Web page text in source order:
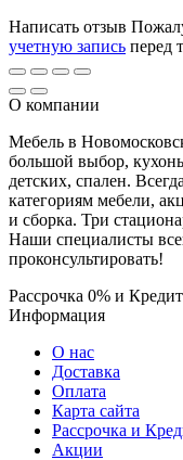
Написать отзыв
учетную запись перед
О компании
Мебель в
большой выбор,
детских, спален.
категориям мебели,
и сборка. Три
Наши специалисты
проконсультировать!
Рассрочка 0% и Кредит
Информация
О нас
Доставка
Оплата
Карта сайта
Рассрочка и
Акции